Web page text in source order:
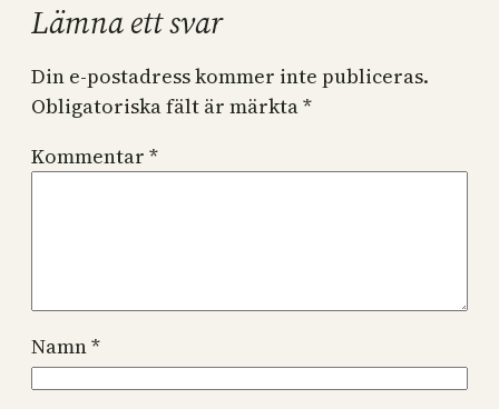
Lämna ett svar
Din e-postadress kommer inte publiceras.
Obligatoriska fält är märkta*
Kommentar *
Namn*